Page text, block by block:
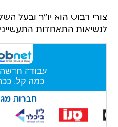
צורי דבוש הוא יו"ר ובעל
לנשיאות התאחדות